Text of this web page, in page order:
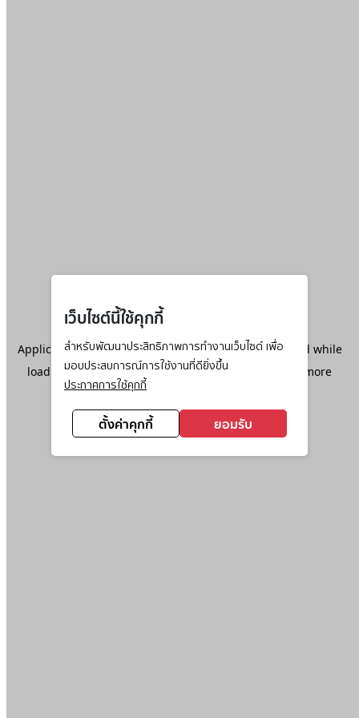
เว็บไซต์นี้ใช้คุกกี้
สำหรับพัฒนาประสิทธิภาพการทำงานเว็บไซต์ เพื่อ
มอบประสบการณ์การใช้งานที่ดียิ่งขึ้น
ประกาศการใช้คุกกี้
ตั้งค่าคุกกี้ ยอมรับ
Application error: aclient-side exception has occurred while
loadingwww.ktc.co.th(see the browser console
for more
information).